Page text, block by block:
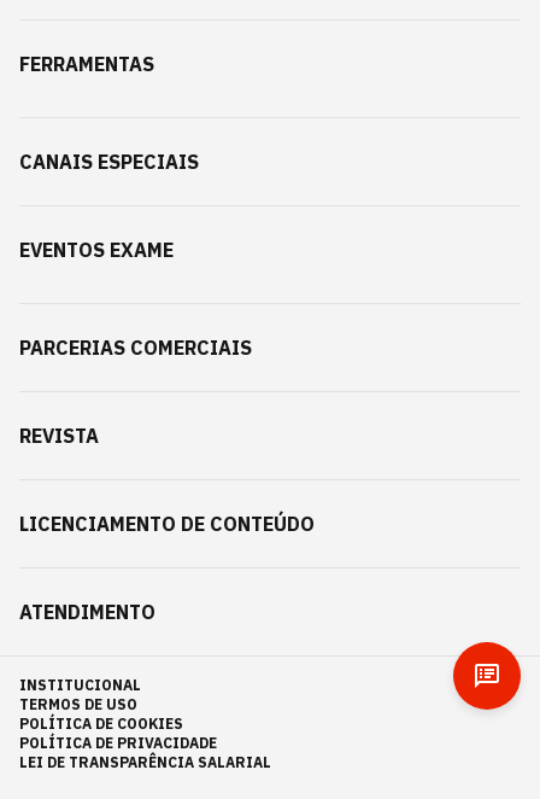
FERRAMENTAS
CANAIS ESPECIAIS
EVENTOS EXAME
PARCERIAS COMERCIAIS
REVISTA
LICENCIAMENTO DE CONTEÚDO
ATENDIMENTO
INSTITUCIONAL
TERMOS DE USO
POLÍTICA DE COOKIES
POLÍTICA DE PRIVACIDADE
LEI DE TRANSPARÊNCIA SALARIAL